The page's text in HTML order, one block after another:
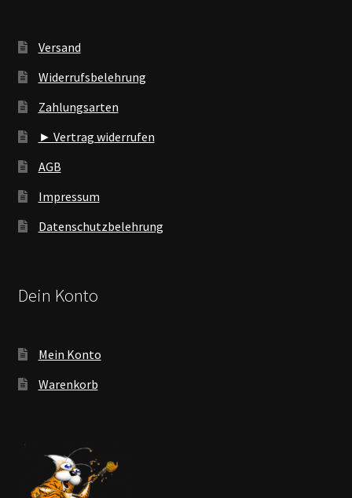
Versand
Widerrufsbelehrung
Zahlungsarten
► Vertrag widerrufen
AGB
Impressum
Datenschutzbelehrung
Dein Konto
Mein Konto
Warenkorb